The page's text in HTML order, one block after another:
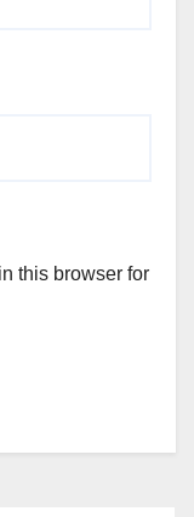
this browser for